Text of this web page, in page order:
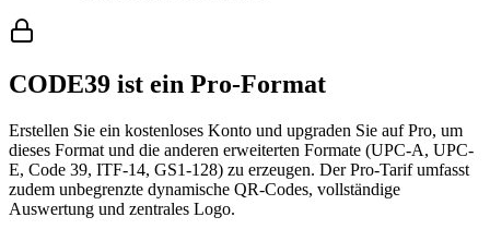
CODE39 ist ein Pro-Format
Erstellen Sie ein kostenloses Konto und upgraden Sie auf Pro, um
dieses Format und die anderen erweiterten Formate (UPC-A, UPC-
E, Code 39, ITF-14, GS1-128) zu erzeugen. Der Pro-Tarif umfasst
zudem unbegrenzte dynamische QR-Codes, vollständige
Auswertung und zentrales Logo.